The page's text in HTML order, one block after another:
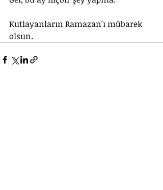
Kutlayanların Ramazan'ı mübarek
olsun.